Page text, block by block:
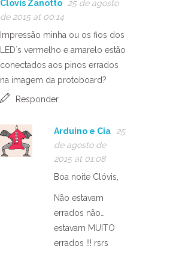
Clovis Zanotto
25 de agosto
de 2015 at 00:14
Impressão minha ou os fios dos
LED´s vermelho e amarelo estão
conectados aos pinos errados
na imagem da protoboard?
Responder
Arduino e Cia
25
de agosto de
2015 at 01:08
Boa noite Clóvis,
Não estavam
errados não…
estavam MUITO
errados !!! rsrs